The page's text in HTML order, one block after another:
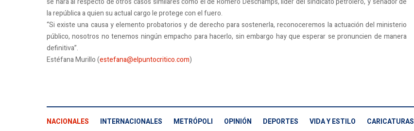
la república a quien su actual cargo le protege con el fuero.
“Si existe una causa y elemento probatorios y de derecho para sostenerla, reconoceremos la actuación del ministerio
público, nosotros no tenemos ningún empacho para hacerlo, sin embargo hay que esperar se pronuncien de manera
definitiva”.
Estéfana Murillo (estefana@elpuntocritico.com)
NACIONALES INTERNACIONALES METRÓPOLI OPINIÓN DEPORTES VIDA Y ESTILO CARICATURAS